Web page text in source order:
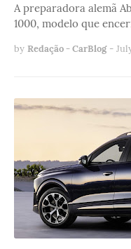
A preparadora alemã
1000, modelo que
by Redação - CarBlog -